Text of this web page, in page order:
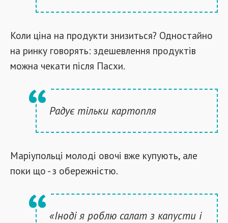
Коли ціна на продукти знизиться? Одностайно
на ринку говорять: здешевлення продуктів
можна чекати після Пасхи.
Радує тільки картопля
Маріупольці молоді овочі вже купують, але
поки що - з обережністю.
«Іноді я роблю салат з капусти і